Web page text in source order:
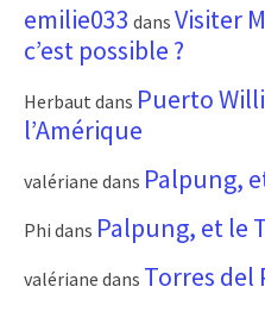
emilie033 dans Visiter
c’est possible ?
Herbaut dans Puerto
l’Amérique
valériane dans Palpung,
Phi dans Palpung, et le
valériane dans Torres del